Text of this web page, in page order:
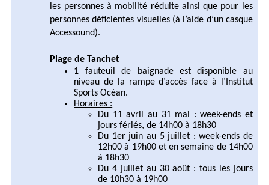
les personnes à mobilité réduite ainsi que pour les
personnes déficientes visuelles (à l’aide d’un casque
Accessound).
Plage de Tanchet
1 fauteuil de baignade est disponible au
niveau de la rampe d’accès face à l’Institut
Sports Océan.
Horaires :
Du 11 avril au 31 mai : week-ends et
jours fériés, de 14h00 à 18h30
Du 1er juin au 5 juillet : week-ends de
12h00 à 19h00 et en semaine de 14h00
à 18h30
Du 4 juillet au 30 août : tous les jours
de 10h30 à 19h00